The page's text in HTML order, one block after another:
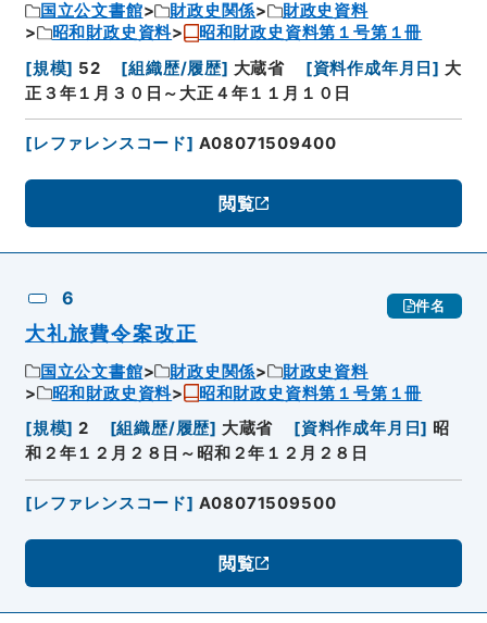
国立公文書館 財政史関係
財政史資料
昭和財政史資料
昭和財政史資料第１号第１冊
[規模] 52 [組織歴/履歴] 大蔵省 [資料作成年月日] 大
正３年１月３０日～大正４年１１月１０日
[レファレンスコード] A08071509400
閲覧
6 件名
大礼旅費令案改正
国立公文書館 財政史関係
財政史資料
昭和財政史資料
昭和財政史資料第１号第１冊
[規模] 2 [組織歴/履歴] 大蔵省 [資料作成年月日] 昭
和２年１２月２８日～昭和２年１２月２８日
[レファレンスコード] A08071509500
閲覧